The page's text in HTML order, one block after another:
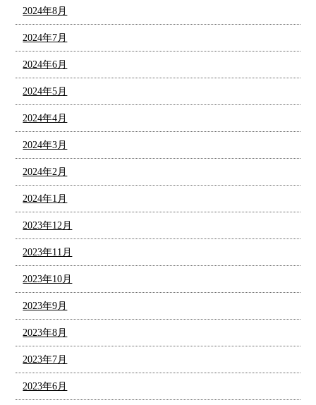
2024年8月
2024年7月
2024年6月
2024年5月
2024年4月
2024年3月
2024年2月
2024年1月
2023年12月
2023年11月
2023年10月
2023年9月
2023年8月
2023年7月
2023年6月